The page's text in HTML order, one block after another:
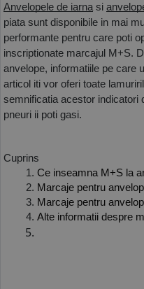
Anvelopele de iarna si
piata sunt disponibile in mai
performante pentru care poti
inscriptionate marcajul M+S.
anvelope, informatiile pe care
articol iti vor oferi toate
semnificatia acestor indicatori
pneuri ii poti gasi.
Cuprins
Ce inseamna M+S la
Marcaje pentru
Marcaje pentru
Alte informatii despre